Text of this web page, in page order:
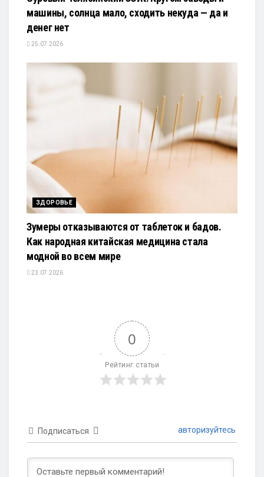
машины, солнца мало, сходить некуда — да и
денег нет
25.07.2026
ЗДОРОВЬЕ
Зумеры отказываются от таблеток и бадов.
Как народная китайская медицина стала
модной во всем мире
23.07.2026
0
Рейтинг статьи
Подписаться авторизуйтесь